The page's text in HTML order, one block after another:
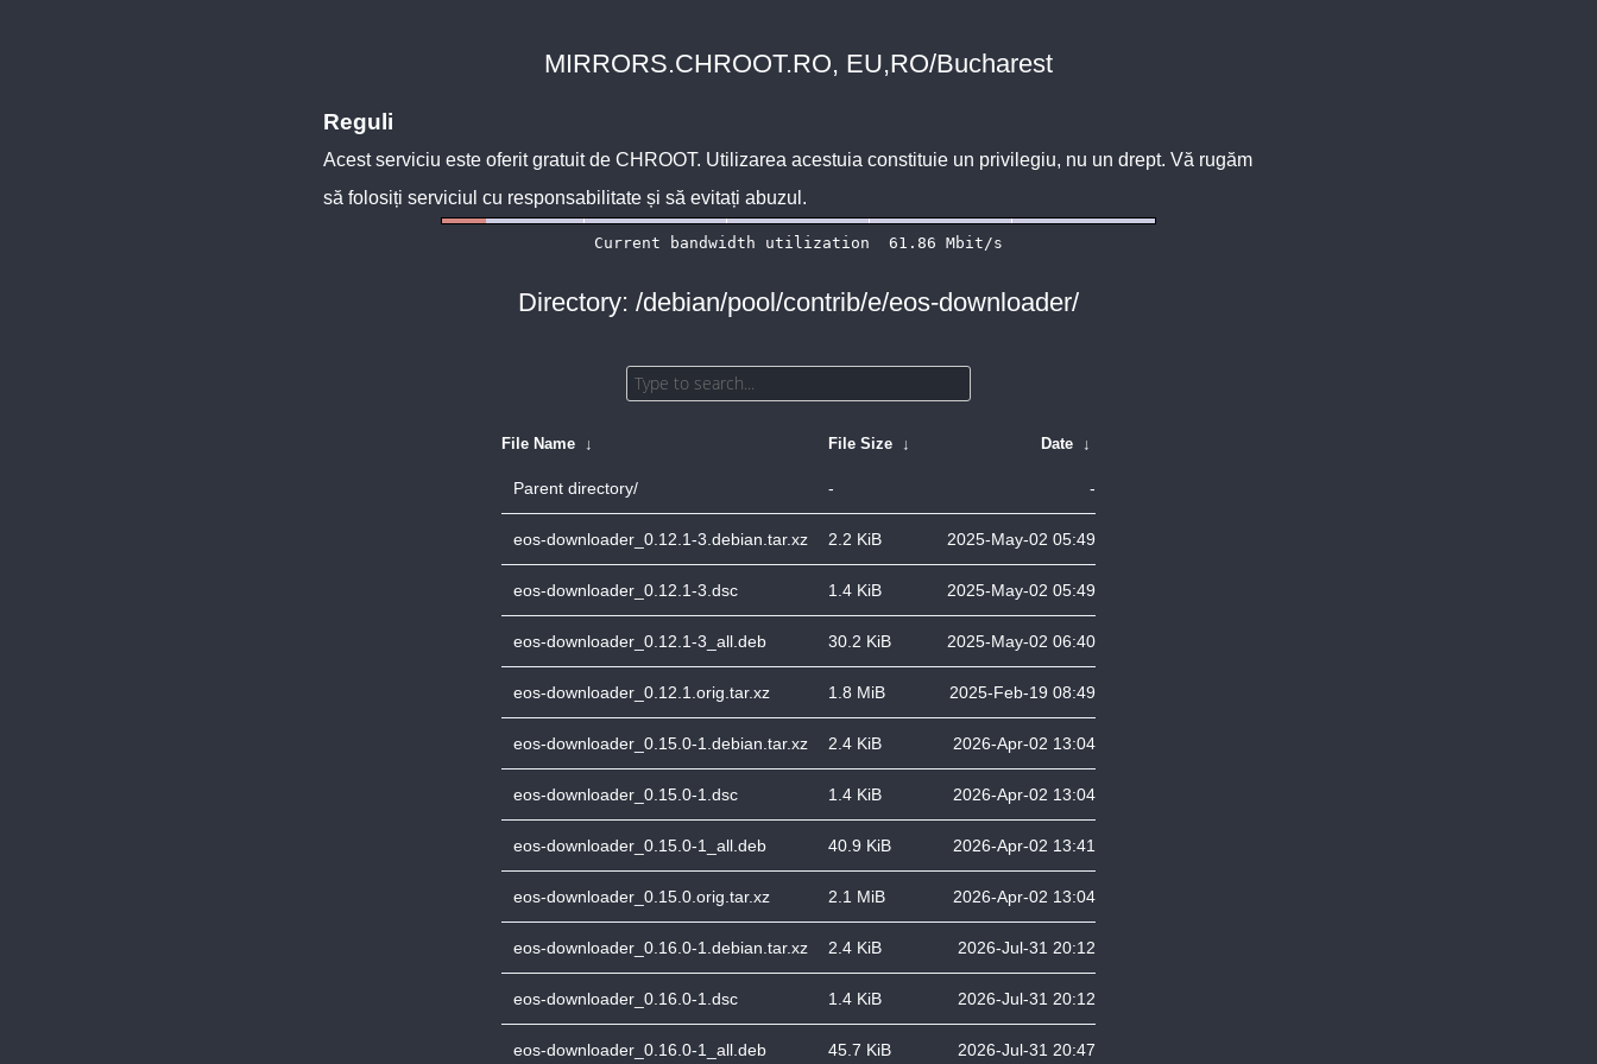
MIRRORS.CHROOT.RO, EU,RO/Bucharest
Reguli
Acest serviciu este oferit gratuit de CHROOT. Utilizarea acestuia constituie un privilegiu, nu un drept. Vă rugăm
să folosiți serviciul cu responsabilitate și să evitați abuzul.
Directory: /debian/pool/contrib/e/eos-downloader/
File Name ↓ File Size ↓ Date ↓
Parent directory/ - -
eos-downloader_0.12.1-3.debian.tar.xz 2.2 KiB 2025-May-02 05:49
eos-downloader_0.12.1-3.dsc 1.4 KiB 2025-May-02 05:49
eos-downloader_0.12.1-3_all.deb 30.2 KiB 2025-May-02 06:40
eos-downloader_0.12.1.orig.tar.xz 1.8 MiB 2025-Feb-19 08:49
eos-downloader_0.15.0-1.debian.tar.xz 2.4 KiB 2026-Apr-02 13:04
eos-downloader_0.15.0-1.dsc 1.4 KiB 2026-Apr-02 13:04
eos-downloader_0.15.0-1_all.deb 40.9 KiB 2026-Apr-02 13:41
eos-downloader_0.15.0.orig.tar.xz 2.1 MiB 2026-Apr-02 13:04
eos-downloader_0.16.0-1.debian.tar.xz 2.4 KiB 2026-Jul-31 20:12
eos-downloader_0.16.0-1.dsc 1.4 KiB 2026-Jul-31 20:12
eos-downloader_0.16.0-1_all.deb 45.7 KiB 2026-Jul-31 20:47